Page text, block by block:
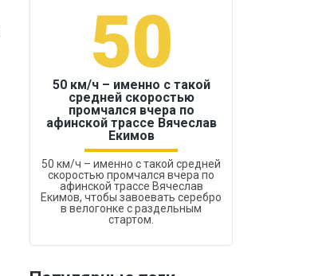
50
50 км/ч – именно с такой
средней скоростью
промчался вчера по
афинской трассе Вячеслав
Екимов
50 км/ч – именно с такой средней
скоростью промчался вчера по
афинской трассе Вячеслав
Екимов, чтобы завоевать серебро
в велогонке с раздельным
стартом.